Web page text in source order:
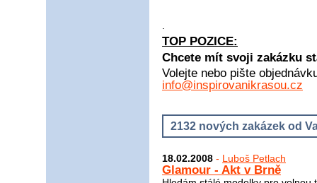
TOP POZICE:
Chcete mít svoji zakázku
Volejte nebo pište
info@inspirovanikrasou.cz
2132 nových zakázek od
18.02.2008 - Luboš Petlach
Glamour - Akt v Brně